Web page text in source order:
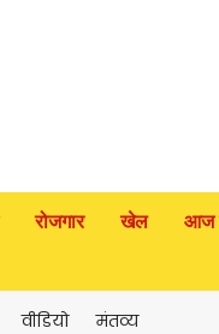
रोजगार खेल आज
वीडियो मंतव्य